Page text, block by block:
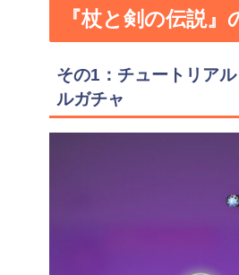
『杖と剣の伝説』
その1：チュートリア
ルガチャ